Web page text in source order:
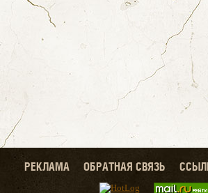
РЕКЛАМА ОБРАТНАЯ СВЯЗЬ